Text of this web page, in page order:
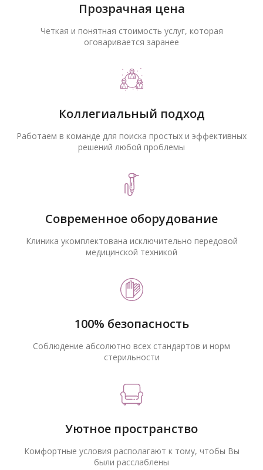
Прозрачная цена
Четкая и понятная стоимость услуг, которая
оговаривается заранее
Коллегиальный подход
Работаем в команде для поиска простых и эффективных
решений любой проблемы
Современное оборудование
Клиника укомплектована исключительно передовой
медицинской техникой
100% безопасность
Соблюдение абсолютно всех стандартов и норм
стерильности
Уютное пространство
Комфортные условия располагают к тому, чтобы Вы
были расслаблены